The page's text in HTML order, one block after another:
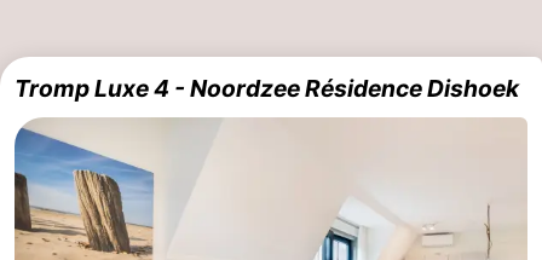
Tromp Luxe 4 - Noordzee Résidence Dishoek